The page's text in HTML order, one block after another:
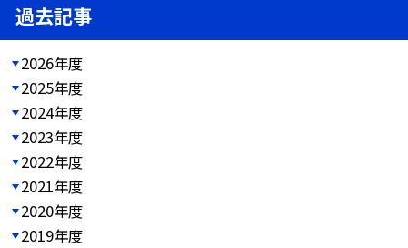
過去記事
2026年度
2025年度
2024年度
2023年度
2022年度
2021年度
2020年度
2019年度